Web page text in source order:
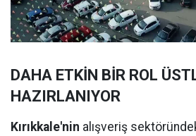
DAHA ETKİN BİR ROL
HAZIRLANIYOR
Kırıkkale'nin alışveriş